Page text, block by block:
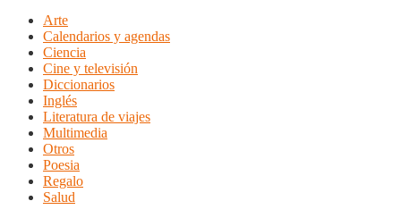
Arte
Calendarios y agendas
Ciencia
Cine y televisión
Diccionarios
Inglés
Literatura de viajes
Multimedia
Otros
Poesia
Regalo
Salud